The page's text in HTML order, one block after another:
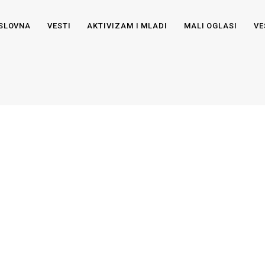
VESTI AKTIVIZAM I MLADI MALI OGLASI